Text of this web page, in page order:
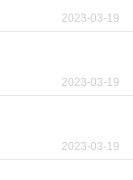
2023-03-19
2023-03-19
2023-03-19